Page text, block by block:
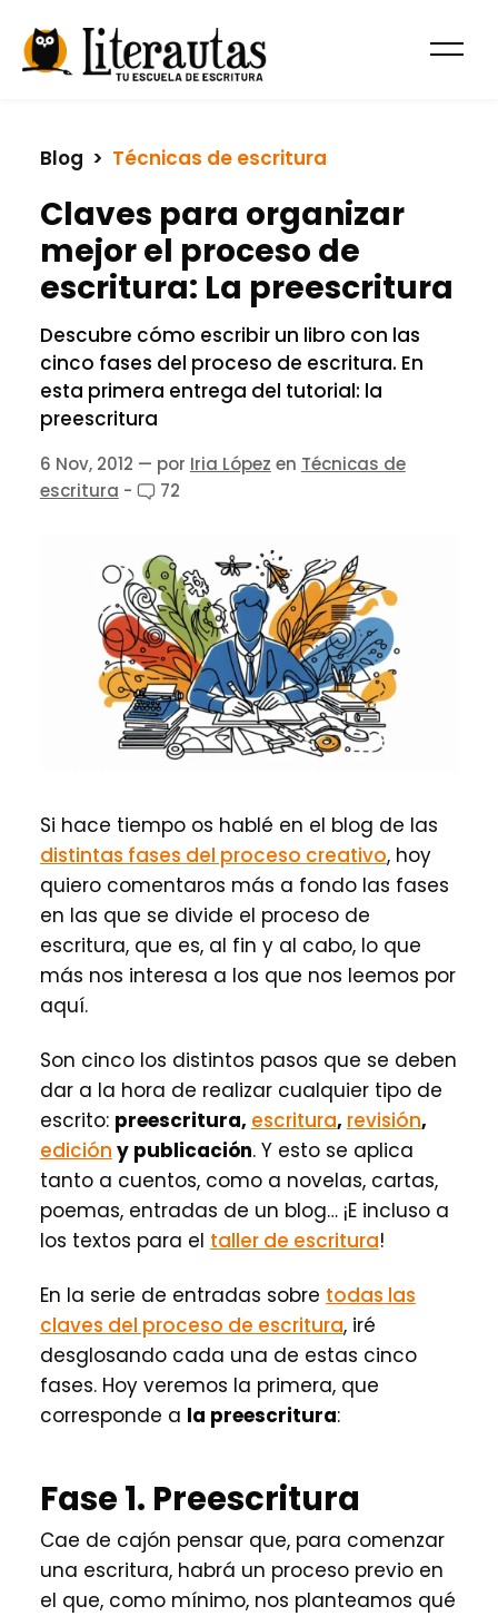
Blog
  >
Técnicas de escritura
Claves para organizar
mejor el proceso de
escritura: La preescritura
Descubre cómo escribir un libro con las
cinco fases del proceso de escritura. En
esta primera entrega del tutorial: la
preescritura
6 Nov, 2012 — por Iria López en Técnicas de
escritura - 72
Si hace tiempo os hablé en el blog de las
distintas fases del proceso creativo, hoy
quiero comentaros más a fondo las fases
en las que se divide el proceso de
escritura, que es, al fin y al cabo, lo que
más nos interesa a los que nos leemos por
aquí.
Son cinco los distintos pasos que se deben
dar a la hora de realizar cualquier tipo de
escrito: preescritura, escritura, revisión,
edición y publicación. Y esto se aplica
tanto a cuentos, como a novelas, cartas,
poemas, entradas de un blog… ¡E incluso a
los textos para el taller de escritura!
En la serie de entradas sobre todas las
claves del proceso de escritura, iré
desglosando cada una de estas cinco
fases. Hoy veremos la primera, que
corresponde a la preescritura:
Fase 1. Preescritura
Cae de cajón pensar que, para comenzar
una escritura, habrá un proceso previo en
el que, como mínimo, nos planteamos qué